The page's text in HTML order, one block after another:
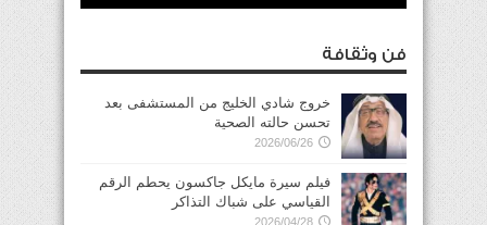
فن وثقافة
خروج شادي الخليج من المستشفى بعد
تحسن حالته الصحية
2026/06/26
فيلم سيرة مايكل جاكسون يحطم الرقم
القياسي على شباك التذاكر
2026/04/28